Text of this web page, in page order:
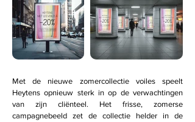
Met de nieuwe zomercollectie voiles speelt
Heytens opnieuw sterk in op de verwachtingen
van zijn cliënteel. Het frisse, zomerse
campagnebeeld zet de collectie helder in de